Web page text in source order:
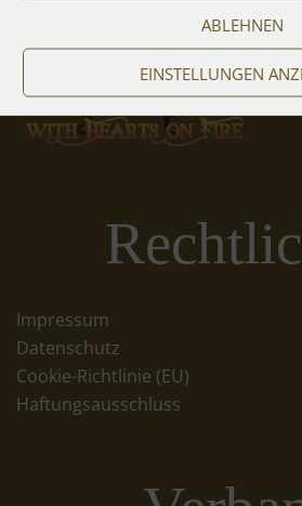
ABLEHNEN
EINSTELLUNGEN
Impressum
Datenschutz
Cookie-Richtlinie (EU)
Haftungsausschluss